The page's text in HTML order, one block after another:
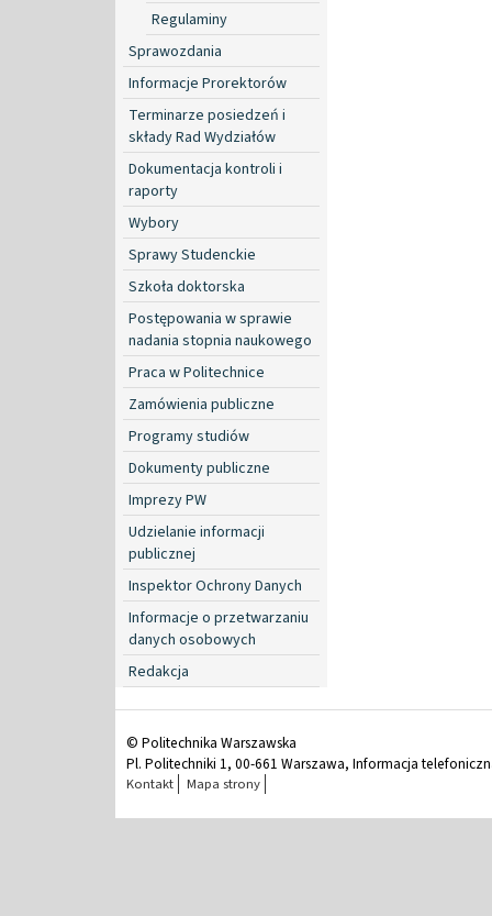
Regulaminy
Sprawozdania
Informacje Prorektorów
Terminarze posiedzeń i
składy Rad Wydziałów
Dokumentacja kontroli i
raporty
Wybory
Sprawy Studenckie
Szkoła doktorska
Postępowania w sprawie
nadania stopnia naukowego
Praca w Politechnice
Zamówienia publiczne
Programy studiów
Dokumenty publiczne
Imprezy PW
Udzielanie informacji
publicznej
Inspektor Ochrony Danych
Informacje o przetwarzaniu
danych osobowych
Redakcja
© Politechnika Warszawska
Pl. Politechniki 1, 00-661 Warszawa, Informacja
Kontakt Mapa strony